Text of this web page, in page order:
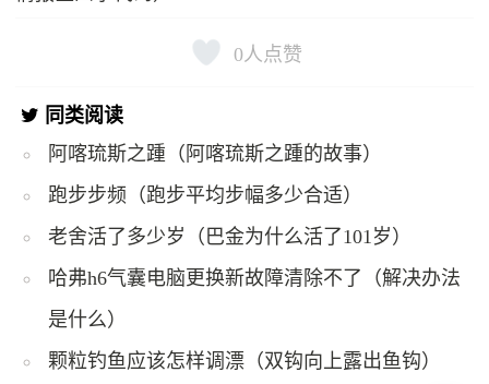
0 人点赞
同类阅读
阿喀琉斯之踵（阿喀琉斯之踵的故事）
跑步步频（跑步平均步幅多少合适）
老舍活了多少岁（巴金为什么活了101岁）
哈弗h6气囊电脑更换新故障清除不了（解决办法
是什么）
颗粒钓鱼应该怎样调漂（双钩向上露出鱼钩）